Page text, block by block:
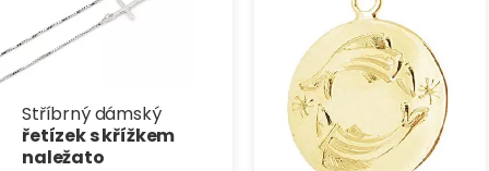
Stříbrný dámský
řetízek s křížkem
naležato